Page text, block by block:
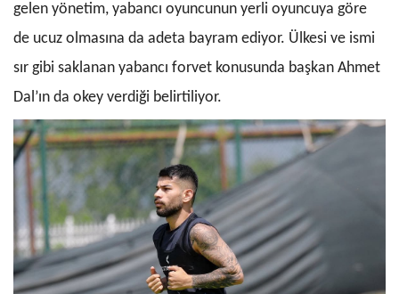
gelen yönetim, yabancı oyuncunun yerli oyuncuya göre
de ucuz olmasına da adeta bayram ediyor. Ülkesi ve ismi
sır gibi saklanan yabancı forvet konusunda başkan Ahmet
Dal’ın da okey verdiği belirtiliyor.